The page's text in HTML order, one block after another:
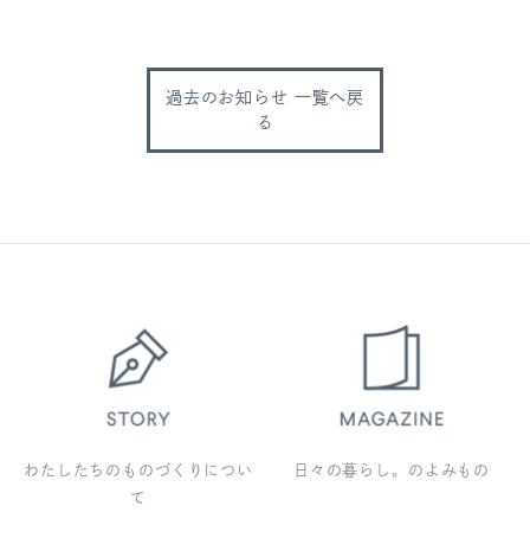
過去のお知らせ 一覧へ戻
る
わたしたちのものづくりについ
て
日々の暮らし。のよみもの